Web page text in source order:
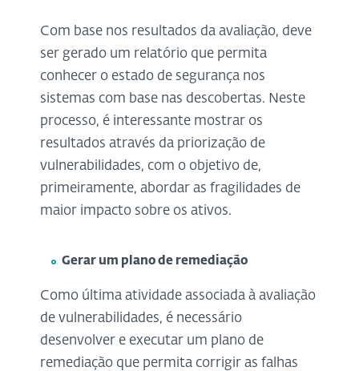
Com base nos resultados da avaliação, deve
ser gerado um relatório que permita
conhecer o estado de segurança nos
sistemas com base nas descobertas. Neste
processo, é interessante mostrar os
resultados através da priorização de
vulnerabilidades, com o objetivo de,
primeiramente, abordar as fragilidades de
maior impacto sobre os ativos.
Gerar um plano de remediação
Como última atividade associada à avaliação
de vulnerabilidades, é necessário
desenvolver e executar um plano de
remediação que permita corrigir as falhas